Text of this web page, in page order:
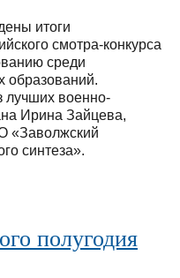
итоги
смотра-конкурса
среди
образований.
лучших военно-
Ирина Зайцева,
«Заволжский
синтеза».
полугодия